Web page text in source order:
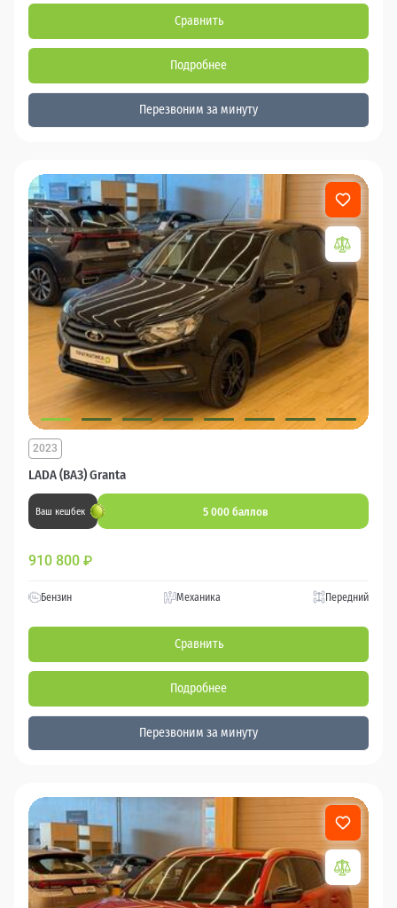
Сравнить
Подробнее
Перезвоним за минуту
LADA (ВАЗ) Granta
2023
Ваш кешбек 5 000 баллов
910 800 ₽
Бензин Механика Передний
Сравнить
Подробнее
Перезвоним за минуту